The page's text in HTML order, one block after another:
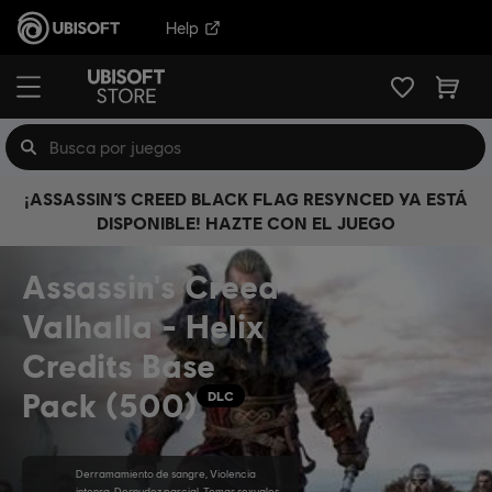
Help
¡ASSASSIN’S CREED BLACK FLAG RESYNCED YA ESTÁ
DISPONIBLE! HAZTE CON EL JUEGO
Derramamiento de sangre, Violencia
Assassin's Creed
Valhalla - Helix
Credits Base
Pack (500)
DLC